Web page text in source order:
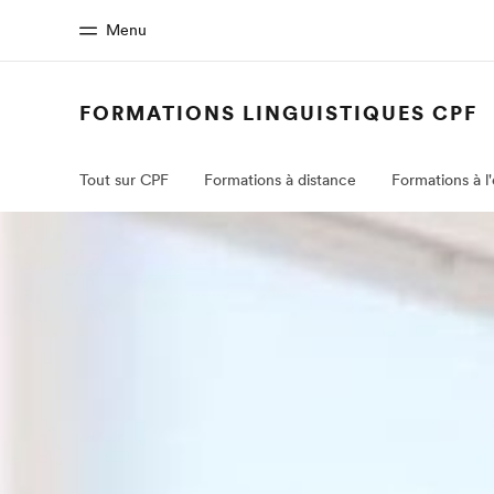
Menu
Bienvenue chez EF Nos
FORMATIONS LINGUISTIQUES CPF
Tout sur CPF Formations à distance Formations à